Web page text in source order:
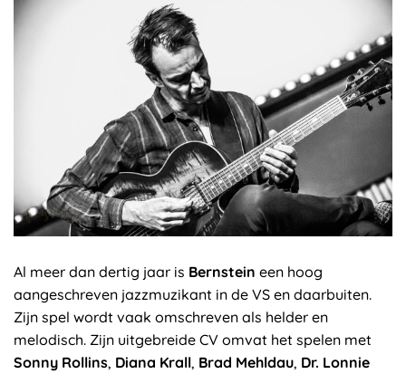
Al meer dan dertig jaar is Bernstein een hoog
aangeschreven jazzmuzikant in de VS en daarbuiten.
Zijn spel wordt vaak omschreven als helder en
melodisch. Zijn uitgebreide CV omvat het spelen met
Sonny Rollins, Diana Krall, Brad Mehldau, Dr. Lonnie